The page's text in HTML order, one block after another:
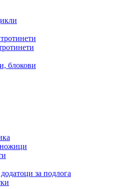
блокови
за подлога